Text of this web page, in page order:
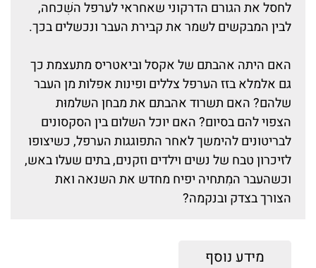
לחסל את הגורם הדרקוני שאחראי לערפל השִׁכחה,
לבין המבקשים לשמר את קבירת העבר ונכשלים בכך.
האם היתה אהבתם של אקסל וביאטריס מתעצמת כך
גם אלמלא בזז הערפל צללים ופינות אפלות מן העבר
שלהם? האם תשרוד אהבתם את מבחן השלמוּת
הצפוי להם בסיום? האם יוכל השלום בין הסקסונים
לבריטונים להימשך לאחר התפוגגות הערפל, כשיצופו
לזיכרון טבח של נשים וילדים וזקנים, בתים שעלו באש,
וכשהעבר המִתחיה יפיח מחדש את השנאה ואת
הצורך בצדק ובנקמה?
מידע נוסף